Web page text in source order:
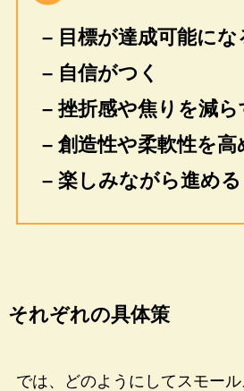
– 目標が達成可能にな
– 自信がつく
– 挫折感や焦りを減ら
– 創造性や柔軟性を高
– 楽しみながら進める
それぞれの具体策
では、どのようにしてスモー